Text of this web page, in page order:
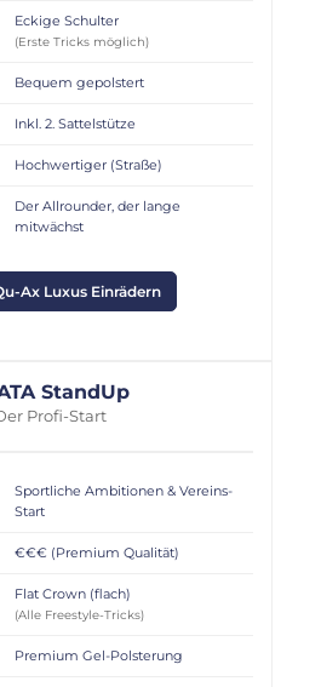
Eckige Schulter
(Erste Tricks möglich)
Bequem gepolstert
Inkl. 2. Sattelstütze
Hochwertiger (Straße)
Der Allrounder, der lange
mitwächst
Ax Luxus Einrädern
StandUp
Profi-Start
Sportliche Ambitionen & Vereins-
Start
€€€ (Premium Qualität)
Flat Crown (flach)
(Alle Freestyle-Tricks)
Premium Gel-Polsterung